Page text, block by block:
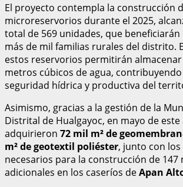
El proyecto contempla la construcción
microreservorios durante el 2025,
total de 569 unidades, que
más de mil familias rurales del distrito.
estos reservorios permitirán almacenar
metros cúbicos de agua,
seguridad hídrica y productiva del
Asimismo, gracias a la gestión de la
Distrital de Hualgayoc, en mayo de este
adquirieron 72 mil m² de
m² de geotextil poliéster, junto con
necesarios para la construcción de
adicionales en los caseríos deApan